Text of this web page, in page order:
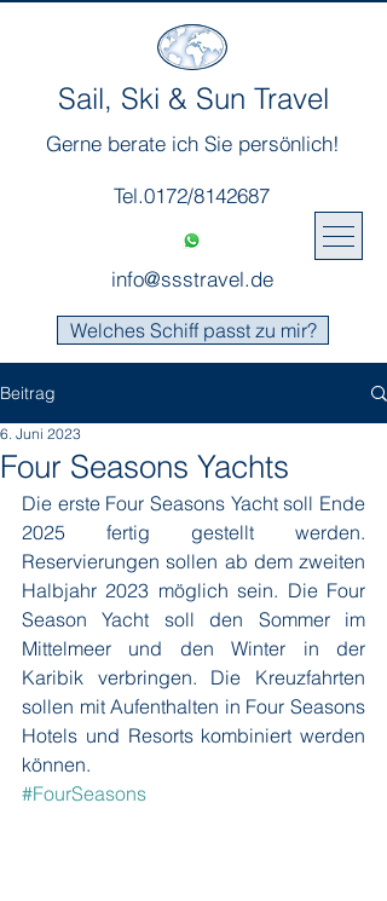
Sail, Ski & Sun Travel
Gerne berate ich Sie persönlich!
Tel.0172/8142687
info@ssstravel.de
Welches Schiff passt zu mir?
Beitrag
Four Seasons Yachts
6. Juni 2023
Die erste Four Seasons Yacht soll Ende
2025 fertig gestellt werden.
Reservierungen sollen ab dem zweiten
Halbjahr 2023 möglich sein. Die Four
Season Yacht soll den Sommer im
Mittelmeer und den Winter in der
Karibik verbringen. Die Kreuzfahrten
sollen mit Aufenthalten in Four Seasons
Hotels und Resorts kombiniert werden
können.
#FourSeasons